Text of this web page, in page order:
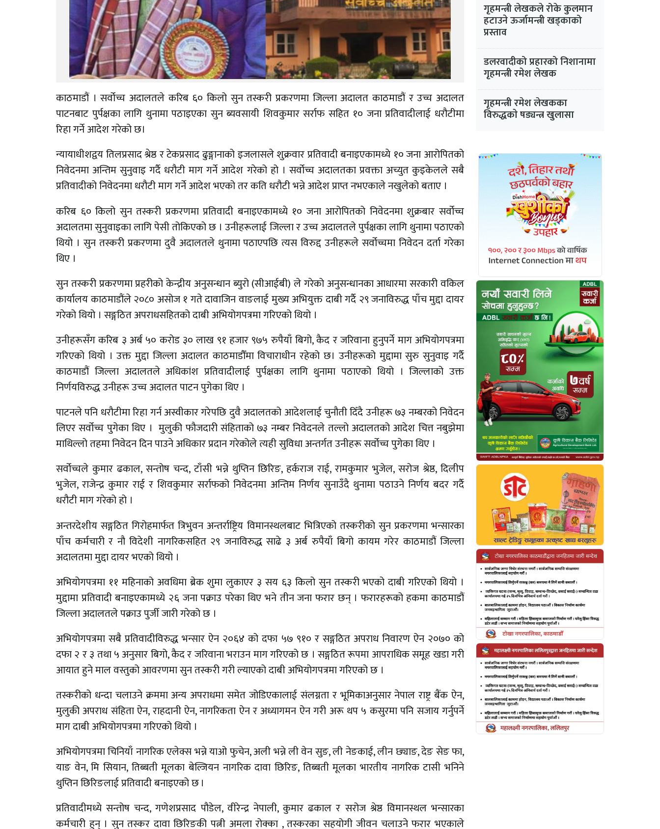
काठमाडौं । सर्वोच्च अदालतले करिब ६० किलो सुन तस्करी प्रकरणमा जिल्ला अदालत काठमाडौं र उच्च अदालत
पाटनबाट पुर्पक्षका लागि थुनामा पठाइएका सुन ब्यवसायी शिवकुमार सर्राफ सहित १० जना प्रतिवादीलाई धरौटीमा
रिहा गर्ने आदेश गरेको छ।
न्यायाधीशद्वय तिलप्रसाद श्रेष्ठ र टेकप्रसाद ढुङ्गानाको इजलासले शुक्रवार प्रतिवादी बनाइएकामध्ये १० जना आरोपितको
निवेदनमा अन्तिम सुनुवाइ गर्दै धरौटी माग गर्ने आदेश गरेको हो । सर्वोच्च अदालतका प्रवक्ता अच्युत कुइकेलले सबै
प्रतिवादीको निवेदनमा धरौटी माग गर्ने आदेश भएको तर कति धरौटी भन्ने आदेश प्राप्त नभएकाले नखुलेको बताए ।
करिब ६० किलो सुन तस्करी प्रकरणमा प्रतिवादी बनाइएकामध्ये १० जना आरोपितको निवेदनमा शुक्रबार सर्वोच्च
अदालतमा सुनुवाइका लागि पेसी तोकिएको छ । उनीहरूलाई जिल्ला र उच्च अदालतले पुर्पक्षका लागि थुनामा पठाएको
थियो । सुन तस्करी प्रकरणमा दुवै अदालतले थुनामा पठाएपछि त्यस विरुद्द उनीहरूले सर्वोच्चमा निवेदन दर्ता गरेका
थिए ।
सुन तस्करी प्रकरणमा प्रहरीको केन्द्रीय अनुसन्धान ब्युरो (सीआईबी) ले गरेको अनुसन्धानका आधारमा सरकारी वकिल
कार्यालय काठमाडौंले २०८० असोज १ गते दावाजिन वाङलाई मुख्य अभियुक्त दाबी गर्दै २९ जनाविरुद्ध पाँच मुद्दा दायर
गरेको थियो । सङ्गठित अपराधसहितको दाबी अभियोगपत्रमा गरिएको थियो ।
उनीहरूसँग करिब ३ अर्ब ५० करोड ३० लाख ९१ हजार ९७५ रुपैयाँ बिगो, कैद र जरिवाना हुनुपर्ने माग अभियोगपत्रमा
गरिएको थियो । उक्त मुद्दा जिल्ला अदालत काठमाडौँमा विचाराधीन रहेको छ। उनीहरूको मुद्दामा सुरु सुनुवाइ गर्दै
काठमाडौं जिल्ला अदालतले अधिकांश प्रतिवादीलाई पुर्पक्षका लागि थुनामा पठाएको थियो । जिल्लाको उक्त
निर्णयविरुद्ध उनीहरू उच्च अदालत पाटन पुगेका थिए ।
पाटनले पनि धरौटीमा रिहा गर्न अस्वीकार गरेपछि दुवै अदालतको आदेशलाई चुनौती दिँदै उनीहरू ७३ नम्बरको निवेदन
लिएर सर्वोच्च पुगेका थिए । मुलुकी फौजदारी संहिताको ७३ नम्बर निवेदनले तल्लो अदालतको आदेश चित्त नबुझेमा
माथिल्लो तहमा निवेदन दिन पाउने अधिकार प्रदान गरेकोले त्यही सुविधा अन्तर्गत उनीहरू सर्वोच्च पुगेका थिए ।
सर्वोच्चले कुमार ढकाल, सन्तोष चन्द, टाँसी भन्ने थुप्तिन छिरिङ, हर्कराज राई, रामकुमार भुजेल, सरोज श्रेष्ठ, दिलीप
भुजेल, राजेन्द्र कुमार राई र शिवकुमार सर्राफको निवेदनमा अन्तिम निर्णय सुनाउँदै थुनामा पठाउने निर्णय बदर गर्दै
धरौटी माग गरेको हो ।
अन्तरदेशीय सङ्गठित गिरोहमार्फत त्रिभुवन अन्तर्राष्ट्रिय विमानस्थलबाट भित्रिएको तस्करीको सुन प्रकरणमा भन्सारका
पाँच कर्मचारी र नौ विदेशी नागरिकसहित २९ जनाविरुद्ध साढे ३ अर्ब रुपैयाँ बिगो कायम गरेर काठमाडौं जिल्ला
अदालतमा मुद्दा दायर भएको थियो ।
अभियोगपत्रमा ११ महिनाको अवधिमा ब्रेक शुमा लुकाएर ३ सय ६३ किलो सुन तस्करी भएको दाबी गरिएको थियो ।
मुद्दामा प्रतिवादी बनाइएकामध्ये २६ जना पक्राउ परेका थिए भने तीन जना फरार छन् । फरारहरूको हकमा काठमाडौं
जिल्ला अदालतले पक्राउ पुर्जी जारी गरेको छ ।
अभियोगपत्रमा सबै प्रतिवादीविरुद्ध भन्सार ऐन २०६४ को दफा ५७ ९१० र सङ्गठित अपराध निवारण ऐन २०७० को
दफा २ र ३ तथा ५ अनुसार बिगो, कैद र जरिवाना भराउन माग गरिएको छ । सङ्गठित रूपमा आपराधिक समूह खडा गरी
आयात हुने माल वस्तुको आवरणमा सुन तस्करी गरी ल्याएको दाबी अभियोगपत्रमा गरिएको छ ।
तस्करीको धन्दा चलाउने क्रममा अन्य अपराधमा समेत जोडिएकालाई संलग्नता र भूमिकाअनुसार नेपाल राष्ट्र बैंक ऐन,
मुलुकी अपराध संहिता ऐन, राहदानी ऐन, नागरिकता ऐन र अध्यागमन ऐन गरी अरू थप ५ कसुरमा पनि सजाय गर्नुपर्ने
माग दाबी अभियोगपत्रमा गरिएको थियो ।
अभियोगपत्रमा चिनियाँ नागरिक एलेक्स भन्ने याओ फुचेन, अली भन्ने ली वेन सुङ, ली नेङकाई, लीन छ्याङ, देङ सेङ फा,
याङ वेन, मि सियान, तिब्बती मूलका बेल्जियन नागरिक दावा छिरिङ, तिब्बती मूलका भारतीय नागरिक टासी भनिने
थुप्तिन छिरिङलाई प्रतिवादी बनाइएको छ ।
प्रतिवादीमध्ये सन्तोष चन्द, गणेशप्रसाद पौडेल, वीरेन्द्र नेपाली, कुमार ढकाल र सरोज श्रेष्ठ विमानस्थल भन्सारका
कर्मचारी हुन् । सुन तस्कर दावा छिरिङकी पत्नी अमला रोक्का , तस्करका सहयोगी जीवन चलाउने फरार भएकाले
गृहमन्त्री लेखकले रोके कुलमान
हटाउने ऊर्जामन्त्री खड्काको
प्रस्ताव
डलरवादीको प्रहारको निशानामा
गृहमन्त्री रमेश लेखक
गृहमन्त्री रमेश लेखकका
विरुद्धकाे षड्यन्त्र खुलासा